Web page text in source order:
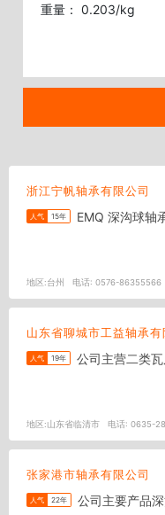
重量： 0.203/kg
浙江宁帆轴承有限公司
人气 15年
地区:台州 电话: 0576-86355566
山东省聊城市工益轴承有
人气 19年 公司主营二类
地区:山东省临清市 电话: 0635-
张家港市轴承有限公司
人气 22年 公司主要产品